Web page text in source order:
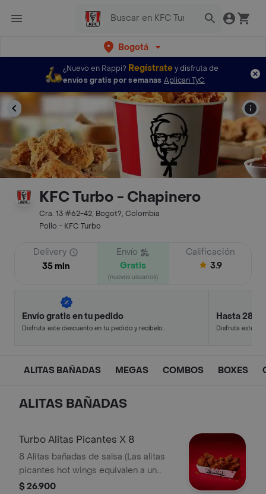
Bogotá
¿Nuevo en Rappi? Regístratey disfruta de
envíos gratis por semanas Aplican TyC
KFC Turbo - Chapinero
Cra. 13 #62-42, Bogot?, Colombia
Pollo - KFC Turbo
Delivery
35 min
Envío
Gratis
(nuevos usuarios)
Calificación
3.9
Envío gratis en tu pedido
Disfruta este descuento en tu pedido y recíbelo
Hasta 28%
Disfruta este
ALITAS BAÑADAS MEGAS COMBOS BOXES
ALITAS BAÑADAS
Turbo Alitas Picantes X 8
8 Alitas bañadas de salsa (Las alitas
picantes hot wings equivalen a un
trozo de ala)
$ 26.900